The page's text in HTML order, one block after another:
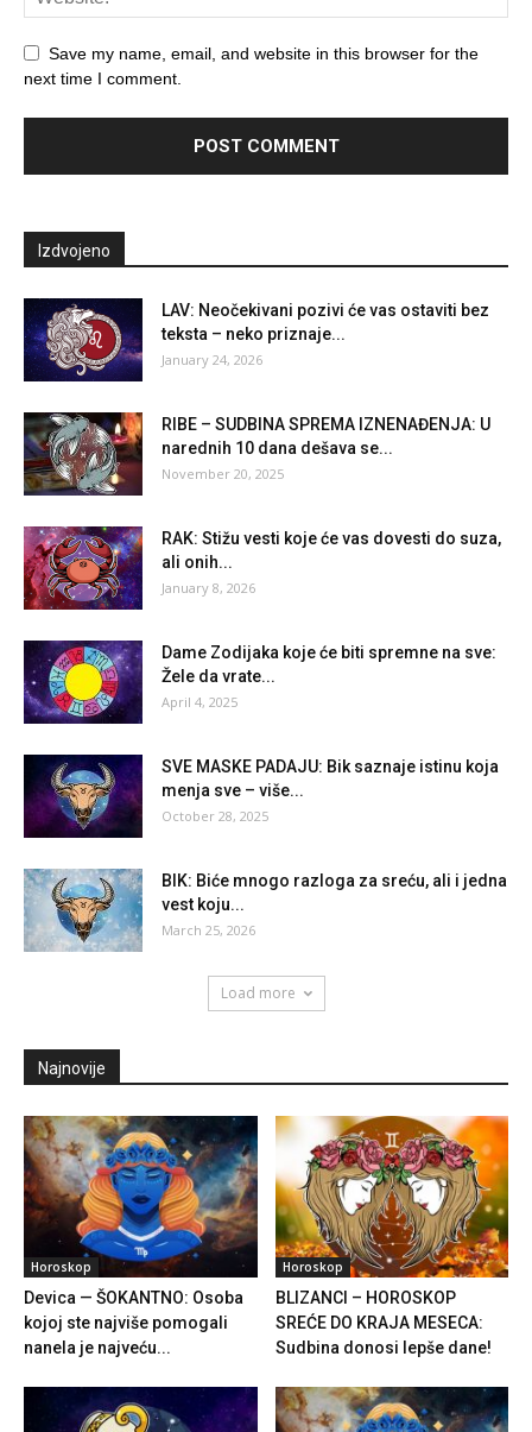
Save my name, email, and website in this browser for the
next time I comment.
Izdvojeno
LAV: Neočekivani pozivi će vas ostaviti bez
teksta – neko priznaje...
January 24, 2026
RIBE – SUDBINA SPREMA IZNENAĐENJA: U
narednih 10 dana dešava se...
November 20, 2025
RAK: Stižu vesti koje će vas dovesti do suza,
ali onih...
January 8, 2026
Dame Zodijaka koje će biti spremne na sve:
Žele da vrate...
April 4, 2025
SVE MASKE PADAJU: Bik saznaje istinu koja
menja sve – više...
October 28, 2025
BIK: Biće mnogo razloga za sreću, ali i jedna
vest koju...
March 25, 2026
Load more
Najnovije
Horoskop
Devica — ŠOKANTNO: Osoba
kojoj ste najviše pomogali
nanela je najveću...
Horoskop
BLIZANCI – HOROSKOP
SREĆE DO KRAJA MESECA:
Sudbina donosi lepše dane!